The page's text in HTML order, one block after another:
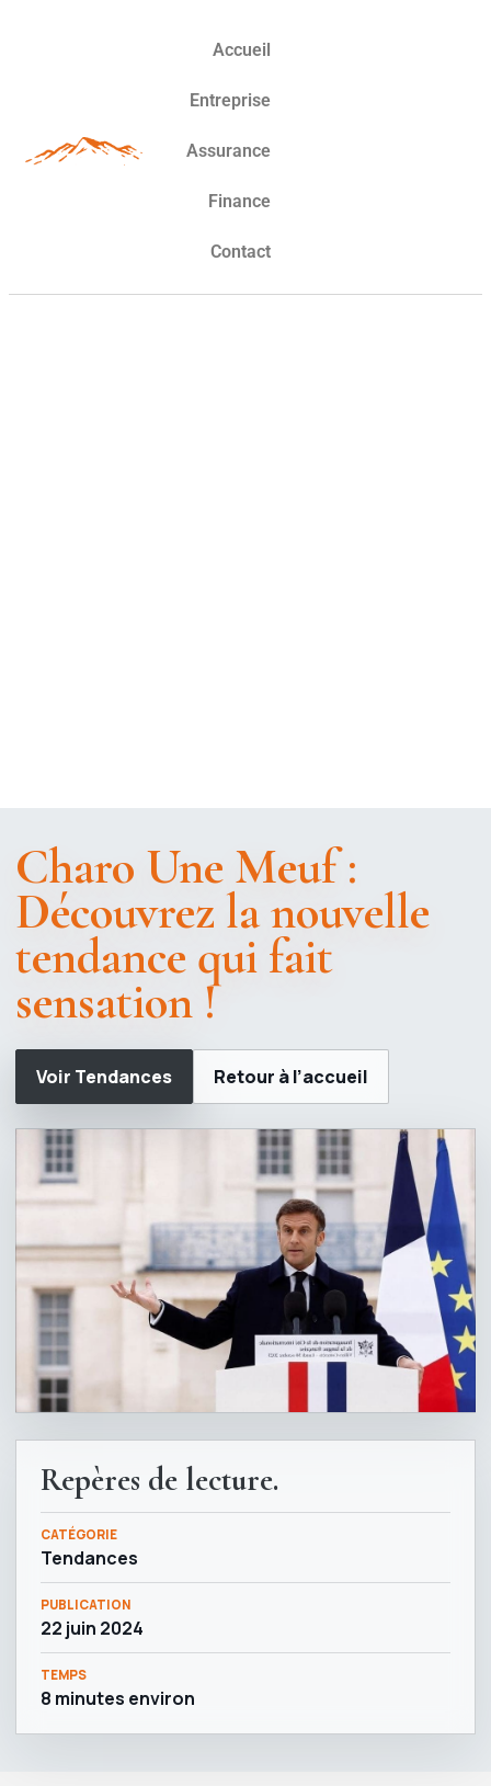
Accueil
Entreprise
Assurance
Finance
Contact
Charo Une Meuf :
Découvrez la nouvelle
tendance qui fait
sensation !
Voir Tendances Retour à l’accueil
Repères de lecture.
CATÉGORIE
Tendances
PUBLICATION
22 juin 2024
TEMPS
8 minutes environ